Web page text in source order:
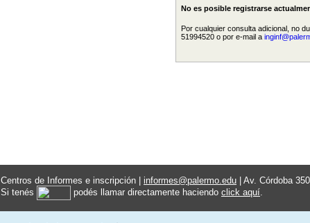
Centros de Informes e inscripción | informes@palermo.edu | Av. Córdoba
Si tenés
podés llamar directamente haciendo click aquí